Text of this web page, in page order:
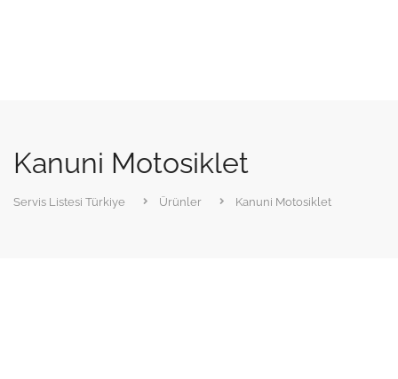
Kanuni Motosiklet
Servis Listesi Türkiye Ürünler Kanuni Motosiklet